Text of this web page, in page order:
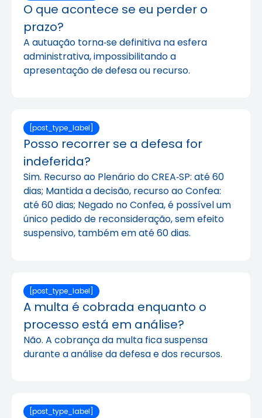
O que acontece se eu perder o
prazo?
A autuação torna‑se definitiva na esfera
administrativa, impossibilitando a
apresentação de defesa ou recurso.
[post_type_label]
Posso recorrer se a defesa for
indeferida?
Sim. Recurso ao Plenário do CREA‑SP: até 60
dias; Mantida a decisão, recurso ao Confea:
até 60 dias; Negado no Confea, é possível um
único pedido de reconsideração, sem efeito
suspensivo, também em até 60 dias.
[post_type_label]
A multa é cobrada enquanto o
processo está em análise?
Não. A cobrança da multa fica suspensa
durante a análise da defesa e dos recursos.
[post_type_label]